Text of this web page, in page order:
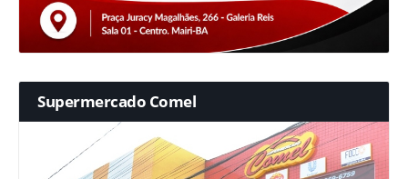
Supermercado Comel